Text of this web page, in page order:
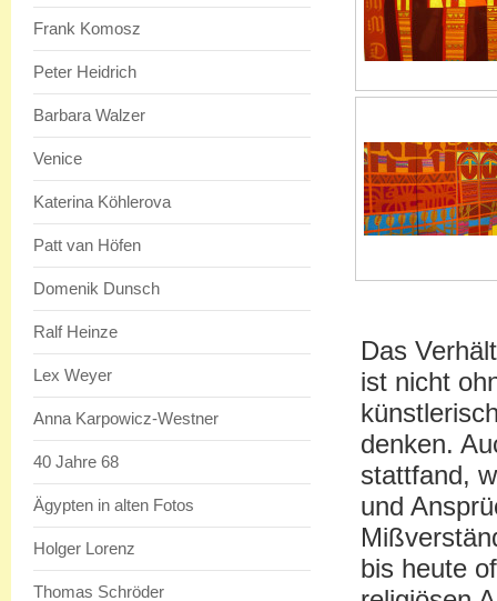
Frank Komosz
Peter Heidrich
Barbara Walzer
Venice
Katerina Köhlerova
Patt van Höfen
Domenik Dunsch
Ralf Heinze
Lex Weyer
Anna Karpowicz-Westner
40 Jahre 68
Ägypten in alten Fotos
Holger Lorenz
Thomas Schröder
Das
ist nicht
denken.
stattfand,
und
bis heute